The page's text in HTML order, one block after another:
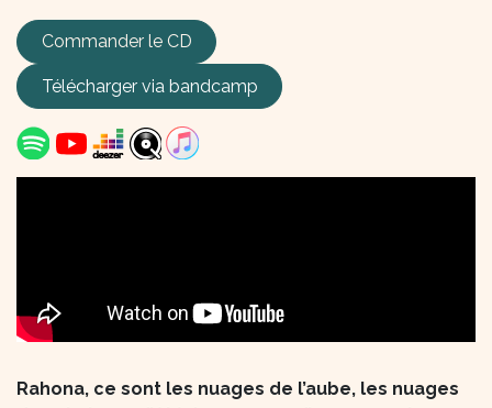
Commander le CD
Télécharger via bandcamp
Rahona, ce sont les nuages de l’aube, les nuages